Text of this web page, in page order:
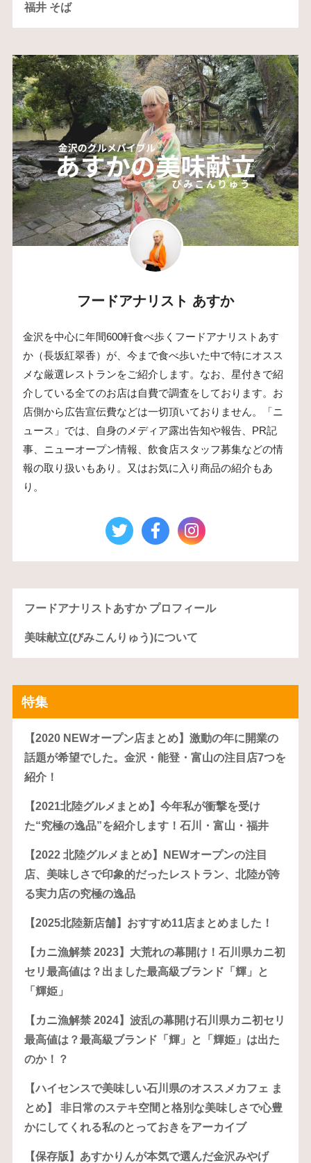
福井 そば
フードアナリスト あすか
金沢を中心に年間600軒食べ歩くフードアナリストあす
か（長坂紅翠香）が、今まで食べ歩いた中で特にオスス
メな厳選レストランをご紹介します。なお、星付きで紹
介している全てのお店は自費で調査をしております。お
店側から広告宣伝費などは一切頂いておりません。「ニ
ュース」では、自身のメディア露出告知や報告、PR記
事、ニューオープン情報、飲食店スタッフ募集などの情
報の取り扱いもあり。又はお気に入り商品の紹介もあ
り。
フードアナリストあすか プロフィール
美味献立(びみこんりゅう)について
特集
【2020 NEWオープン店まとめ】激動の年に開業の
話題が希望でした。金沢・能登・富山の注目店7つを
紹介！
【2021北陸グルメまとめ】今年私が衝撃を受け
た“究極の逸品”を紹介します！石川・富山・福井
【2022 北陸グルメまとめ】NEWオープンの注目
店、美味しさで印象的だったレストラン、北陸が誇
る実力店の究極の逸品
【2025北陸新店舗】おすすめ11店まとめました！
【カニ漁解禁 2023】大荒れの幕開け！石川県カニ初
セリ最高値は？出ました最高級ブランド「輝」と
「輝姫」
【カニ漁解禁 2024】波乱の幕開け石川県カニ初セリ
最高値は？最高級ブランド「輝」と「輝姫」は出た
のか！？
【ハイセンスで美味しい石川県のオススメカフェ ま
とめ】 非日常のステキ空間と格別な美味しさで心豊
かにしてくれる私のとっておきをアーカイブ
【保存版】あすかりんが本気で選んだ金沢みやげ